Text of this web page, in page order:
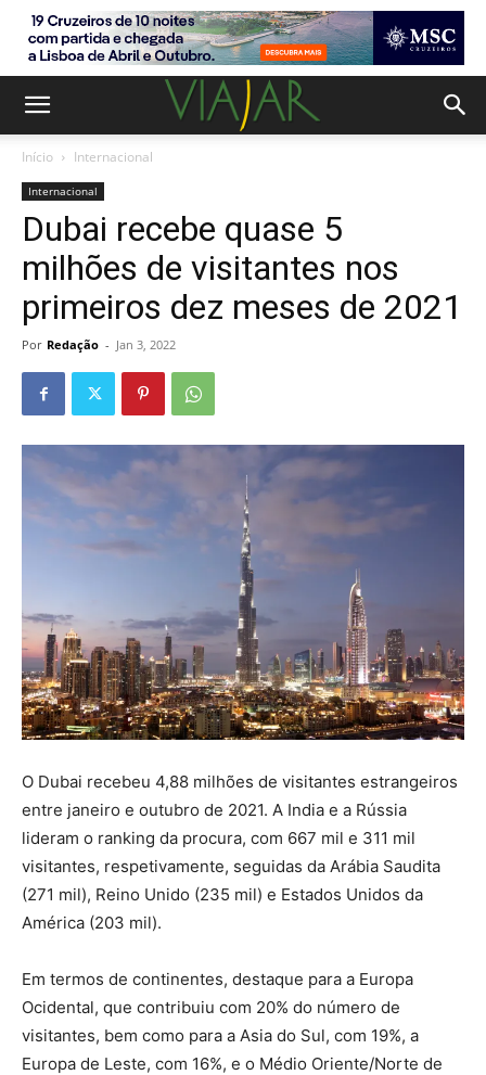
Início Internacional
Internacional
Dubai recebe quase 5
milhões de visitantes nos
primeiros dez meses de 2021
Por Redação - Jan 3, 2022
O Dubai recebeu 4,88 milhões de visitantes estrangeiros
entre janeiro e outubro de 2021. A India e a Rússia
lideram o ranking da procura, com 667 mil e 311 mil
visitantes, respetivamente, seguidas da Arábia Saudita
(271 mil), Reino Unido (235 mil) e Estados Unidos da
América (203 mil).
Em termos de continentes, destaque para a Europa
Ocidental, que contribuiu com 20% do número de
visitantes, bem como para a Asia do Sul, com 19%, a
Europa de Leste, com 16%, e o Médio Oriente/Norte de